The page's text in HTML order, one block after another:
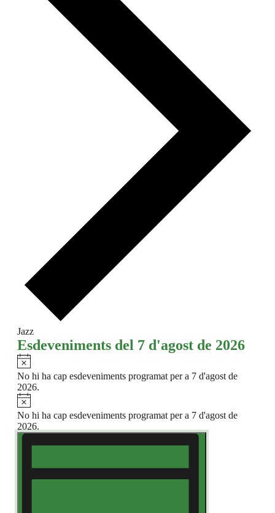
Jazz
Esdeveniments del 7 d'agost de 2026
Avís
No hi ha cap esdeveniments programat per a 7 d'agost de
2026.
Avís
No hi ha cap esdeveniments programat per a 7 d'agost de
2026.
Vistes
navegació
Navegació
visualitzacions
Esdeveniment